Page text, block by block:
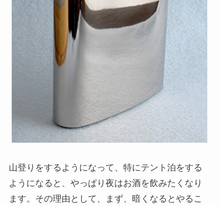
山登りをするようになって、特にテント泊をする
ようになると、やっぱり夜はお酒を飲みたくなり
ます。その理由として、まず、暗くなるとやるこ